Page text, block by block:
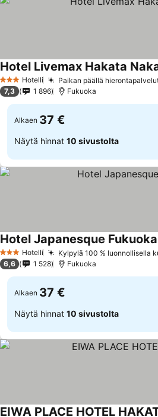
3 Tähtiluokitus
Hotelli Paikan päällä
Hotel Livemax Hakata
7,3 1 896 Fukuoka
Alkaen 37 €
Näytä hinnat 10 sivustolta
3 Tähtiluokitus
Hotelli Kylpylä 100 % luonnollisella
Hotel Japanesque Fukuoka
6,6 1 528 Fukuoka
Alkaen 37 €
Näytä hinnat 10 sivustolta
EIWA PLACE HOTEL